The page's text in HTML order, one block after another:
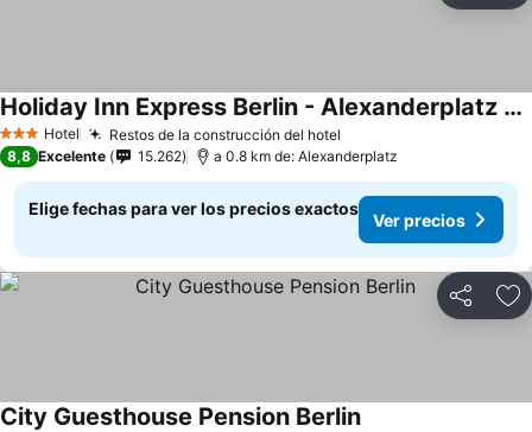
3 Estrellas
Hotel Restos de la construcción del hotel
Holiday Inn Express Berlin - Alexanderplatz By Ihg
8,8 Excelente 15.262 a 0.8 km de: Alexanderplatz
Elige fechas para ver los precios exactos
Ver precios
Compartir
City Guesthouse Pension Berlin